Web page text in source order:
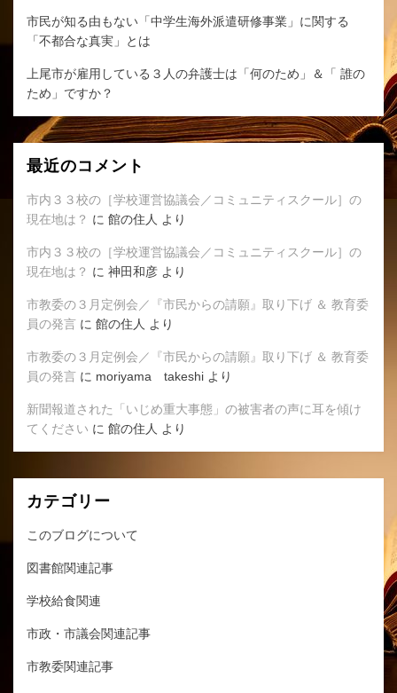
市民が知る由もない「中学生海外派遣研修事業」に関する
「不都合な真実」とは
上尾市が雇用している３人の弁護士は「何のため」＆「 誰の
ため」ですか？
最近のコメント
市内３３校の［学校運営協議会／コミュニティスクール］の
現在地は？ に 館の住人 より
市内３３校の［学校運営協議会／コミュニティスクール］の
現在地は？ に 神田和彦 より
市教委の３月定例会／『市民からの請願』取り下げ ＆ 教育委
員の発言 に 館の住人 より
市教委の３月定例会／『市民からの請願』取り下げ ＆ 教育委
員の発言 に moriyama takeshi より
新聞報道された「いじめ重大事態」の被害者の声に耳を傾け
てください に 館の住人 より
カテゴリー
このブログについて
図書館関連記事
学校給食関連
市政・市議会関連記事
市教委関連記事